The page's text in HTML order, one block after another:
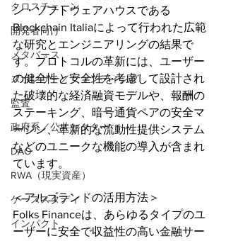
クロスチェーン
開発者向け
メタバース
スポンサー／ファンディング
監査
政府系／公共セクター
DAO
RWA（現実資産）
ケーススタディ
インパクト
ン・ソフトウェアハウスである
Blockchain Italiaによって行われた広範
な研究とエンジニアリングの結果で
す。プロトコルの革新には、ユーザー
の健全性と安全性を考慮して設計され
た破壊的な経済融資モデルや、報酬の
ステーキング、暗号通貨ペアの安全マ
ージン、革新的な流動性提供システム
などのユニークな機能の導入が含まれ
ています。
＜アルゴランドの活用方法＞
Folks Financeは、あらゆるタイプのユ
ーザーに安全で収益性の高い金融サー